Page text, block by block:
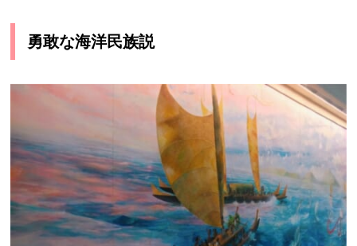
勇敢な海洋民族説